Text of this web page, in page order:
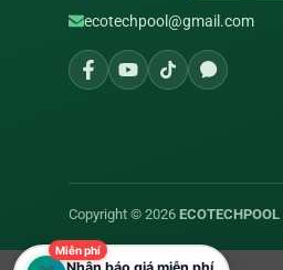
ecotechpool@gmail.com
Copyright © 2026 ECOTECHPOOL
Miễn phí
Nhận báo giá miễn phí